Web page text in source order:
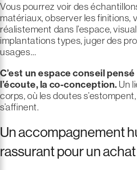
Vous pourrez voir des
matériaux, observer les finitions,
réalistement dans l’espace,
implantations types, juger des
usages…
C’est un espace conseil pensé
l’écoute, la co-conception. Un
corps, où les doutes
s’affinent.
Un accompagnement
rassurant pour un